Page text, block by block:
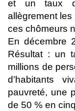
et un taux
allègrement les
ces chômeurs
En décembre
Résultat : un
millions de
d’habitants
pauvreté, une
de 50 % en